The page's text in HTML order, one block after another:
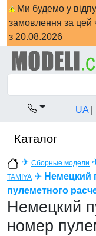
Ми будемо у
замовлення за цей
з 20.08.2026
UA
Каталог
✈ Сборные модели
TAMIYA ✈ Немецкий
пулеметного
Немецкий
номер